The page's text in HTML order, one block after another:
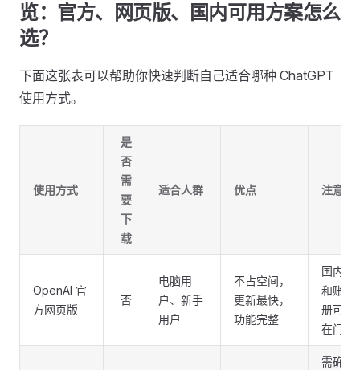
览：官方、网页版、国内可用方案怎么
选？
下面这张表可以帮助你快速判断自己适合哪种 ChatGPT
使用方式。
使用方式
是
否
需
要
下
载
适合人群 优点 注意事
OpenAI 官
方网页版
否
电脑用
户、新手
用户
不占空间，
更新最快，
功能完整
国内访
和账号
册可能
在门槛
需确认